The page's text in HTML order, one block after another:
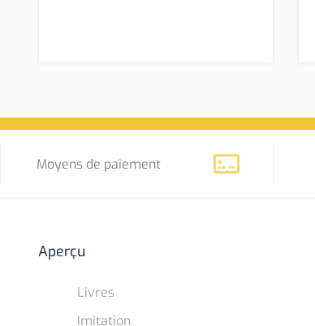
Moyens de paiement
Aperçu
Livres
Imitation